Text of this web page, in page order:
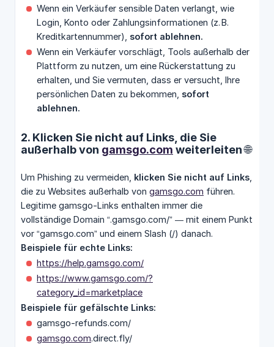
Wenn ein Verkäufer sensible Daten verlangt, wie
Login, Konto oder Zahlungsinformationen (z. B.
Kreditkartennummer), sofort ablehnen.
Wenn ein Verkäufer vorschlägt, Tools außerhalb der
Plattform zu nutzen, um eine Rückerstattung zu
erhalten, und Sie vermuten, dass er versucht, Ihre
persönlichen Daten zu bekommen, sofort
ablehnen.
2. Klicken Sie nicht auf Links, die Sie
außerhalb von gamsgo.com weiterleiten 🌐
Um Phishing zu vermeiden, klicken Sie nicht auf Links
die zu Websites außerhalb von gamsgo.com führen.
Legitime gamsgo-Links enthalten immer die
vollständige Domain “.gamsgo.com/” — mit einem Punkt
vor “gamsgo.com” und einem Slash (/) danach.
Beispiele für echte Links:
https://help.gamsgo.com/
https://www.gamsgo.com/?
category_id=marketplace
Beispiele für gefälschte Links:
gamsgo-refunds.com/
gamsgo.com.direct.fly/